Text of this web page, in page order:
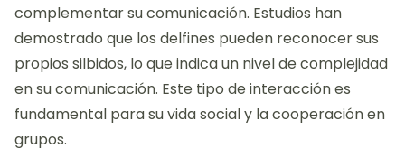
complementar su comunicación. Estudios han
demostrado que los delfines pueden reconocer sus
propios silbidos, lo que indica un nivel de complejidad
en su comunicación. Este tipo de interacción es
fundamental para su vida social y la cooperación en
grupos.